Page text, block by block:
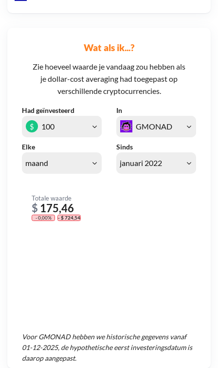
Wat als ik...?
Zie hoeveel waarde je vandaag zou hebben als
je dollar-cost averaging had toegepast op
verschillende cryptocurrencies.
Had geïnvesteerd In
Elke Sinds
$
Totale waarde
$ 175,46
- 0,00% - $ 724,54
VoorGMONADhebben we historische gegevens vanaf
01-12-2025, de hypothetische eerst investeringsdatum is
daarop aangepast.